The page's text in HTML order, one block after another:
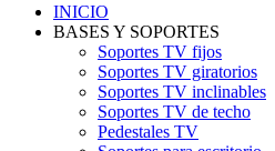
INICIO
BASES Y SOPORTES
Soportes TV fijos
Soportes TV giratorios
Soportes TV inclinables
Soportes TV de techo
Pedestales TV